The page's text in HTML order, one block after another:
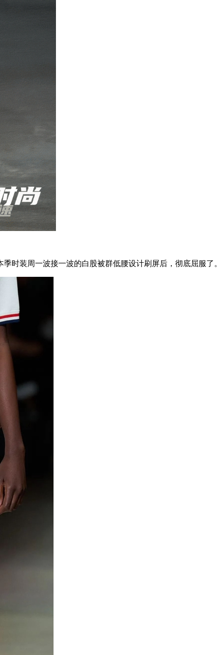
装周一波接一波的白股被群低腰设计刷屏后，彻底屈服了